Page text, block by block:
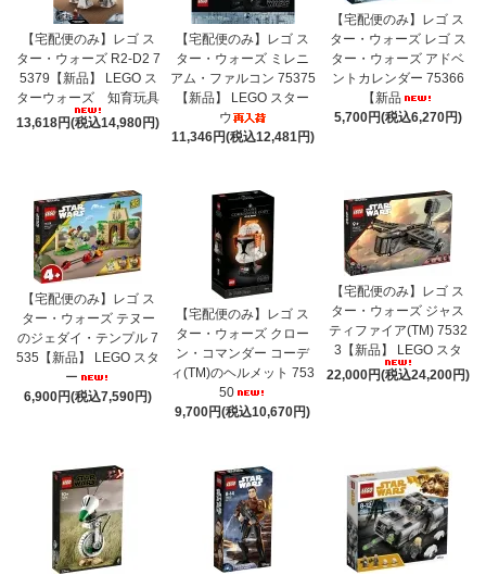
【宅配便のみ】レゴ ス
ター・ウォーズ R2-D2 7
5379【新品】 LEGO ス
ターウォーズ 知育玩具
13,618円(税込14,980円)
【宅配便のみ】レゴ ス
ター・ウォーズ ミレニ
アム・ファルコン 75375
【新品】 LEGO スター
ウ
11,346円(税込12,481円)
【宅配便のみ】レゴ ス
ター・ウォーズ レゴ ス
ター・ウォーズ アドベ
ントカレンダー 75366
【新品
5,700円(税込6,270円)
【宅配便のみ】レゴ ス
ター・ウォーズ テヌー
のジェダイ・テンプル 7
535【新品】 LEGO スタ
ー
6,900円(税込7,590円)
【宅配便のみ】レゴ ス
ター・ウォーズ クロー
ン・コマンダー コーデ
ィ(TM)のヘルメット 753
50
9,700円(税込10,670円)
【宅配便のみ】レゴ ス
ター・ウォーズ ジャス
ティファイア(TM) 7532
3【新品】 LEGO スタ
22,000円(税込24,200円)